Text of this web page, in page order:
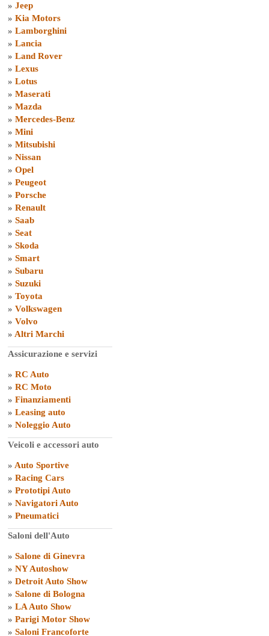
» Jeep
» Kia Motors
» Lamborghini
» Lancia
» Land Rover
» Lexus
» Lotus
» Maserati
» Mazda
» Mercedes-Benz
» Mini
» Mitsubishi
» Nissan
» Opel
» Peugeot
» Porsche
» Renault
» Saab
» Seat
» Skoda
» Smart
» Subaru
» Suzuki
» Toyota
» Volkswagen
» Volvo
» Altri Marchi
Assicurazione e servizi
» RC Auto
» RC Moto
» Finanziamenti
» Leasing auto
» Noleggio Auto
Veicoli e accessori auto
» Auto Sportive
» Racing Cars
» Prototipi Auto
» Navigatori Auto
» Pneumatici
Saloni dell'Auto
» Salone di Ginevra
» NY Autoshow
» Detroit Auto Show
» Salone di Bologna
» LA Auto Show
» Parigi Motor Show
» Saloni Francoforte